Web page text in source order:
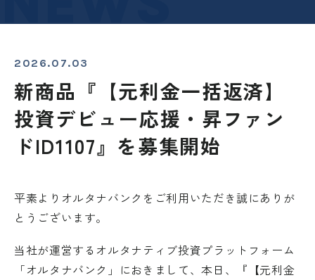
2026.07.03
新商品『【元利金一括返済】
投資デビュー応援・昇ファン
ドID1107』を募集開始
平素よりオルタナバンクをご利用いただき誠にありが
とうございます。
当社が運営するオルタナティブ投資プラットフォーム
「オルタナバンク」におきまして、本日、『【元利金